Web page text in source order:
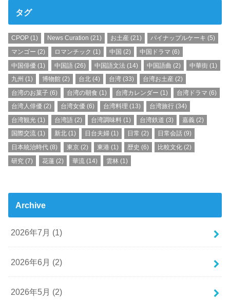
タグ
CPOP (1) News Curation (21) お土産(21) パイナップルケーキ (5)
マンゴー (2) ロマンチック (1) 中国 (2) 中国ドラマ (6)
中国俳優 (1) 中国語 (26) 中国語文法 (14) 中国語曲 (2) 中華街 (1)
九州 (1) 博物館(2) 台北(4) 台湾 (33) 台湾お土産 (2)
台湾のお菓子 (6) 台湾の朝食 (1) 台湾カレンダー (1) 台湾ドラマ (6)
台湾人俳優 (2) 台湾女優(6) 台湾料理 (13) 台湾旅行 (34)
台湾観光 (1) 台湾語 (2) 台湾調味料 (1) 台湾鉄道 (3) 嘉義 (2)
国際交流 (1) 新北(1) 日台夫婦(1) 日常 (2) 日常会話 (9)
日本統治時代 (8) 東京(2) 東港(1) 歴史 (6) 比較文化 (2)
研究 (7) 花蓮(2) 華流 (14) 雲林 (1)
Archive
2026年7月 (1)
2026年6月 (2)
2026年5月 (2)